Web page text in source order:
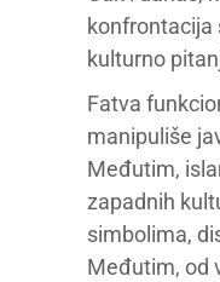
konfrontacija
kulturno
Fatva
manipuliše
Međutim,
zapadnih
simbolima,
Međutim, od